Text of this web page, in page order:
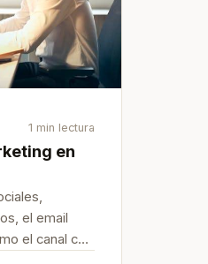
1 min lectura
en
el email
el canal con